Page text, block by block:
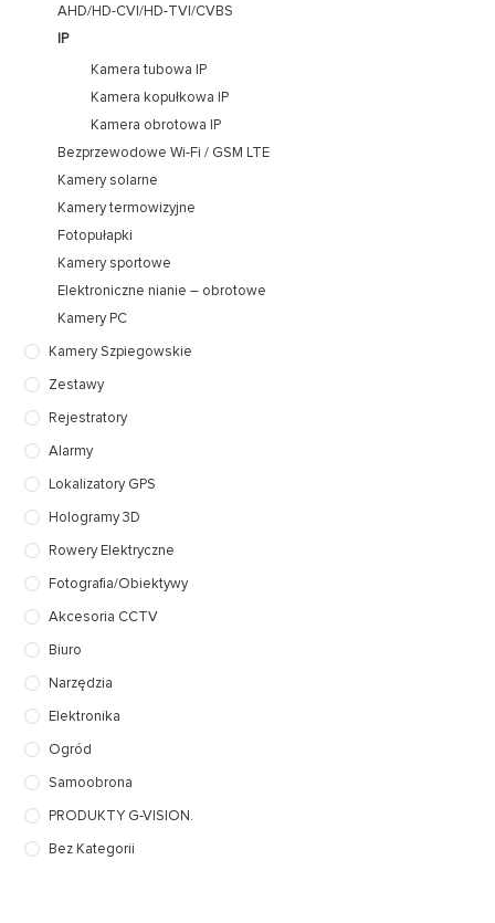
AHD/HD-CVI/HD-TVI/CVBS
IP
Kamera tubowa IP
Kamera kopułkowa IP
Kamera obrotowa IP
Bezprzewodowe Wi-Fi / GSM LTE
Kamery solarne
Kamery termowizyjne
Fotopułapki
Kamery sportowe
Elektroniczne nianie – obrotowe
Kamery PC
Kamery Szpiegowskie
Zestawy
Rejestratory
Alarmy
Lokalizatory GPS
Hologramy 3D
Rowery Elektryczne
Fotografia/Obiektywy
Akcesoria CCTV
Biuro
Narzędzia
Elektronika
Ogród
Samoobrona
PRODUKTY G-VISION.
Bez Kategorii